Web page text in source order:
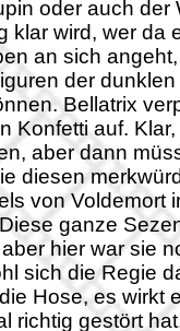
oder auch der
klar wird, wer da
an sich
der
Bellatrix
Konfetti auf.
aber dann
diesen
von Voldemort
ganze
hier war sie
sich die Regie
Hose, es wirkt
richtig gestört